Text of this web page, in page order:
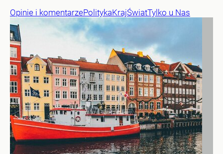
Opinie i komentarzePolitykaKrajŚwiatTylko u Nas